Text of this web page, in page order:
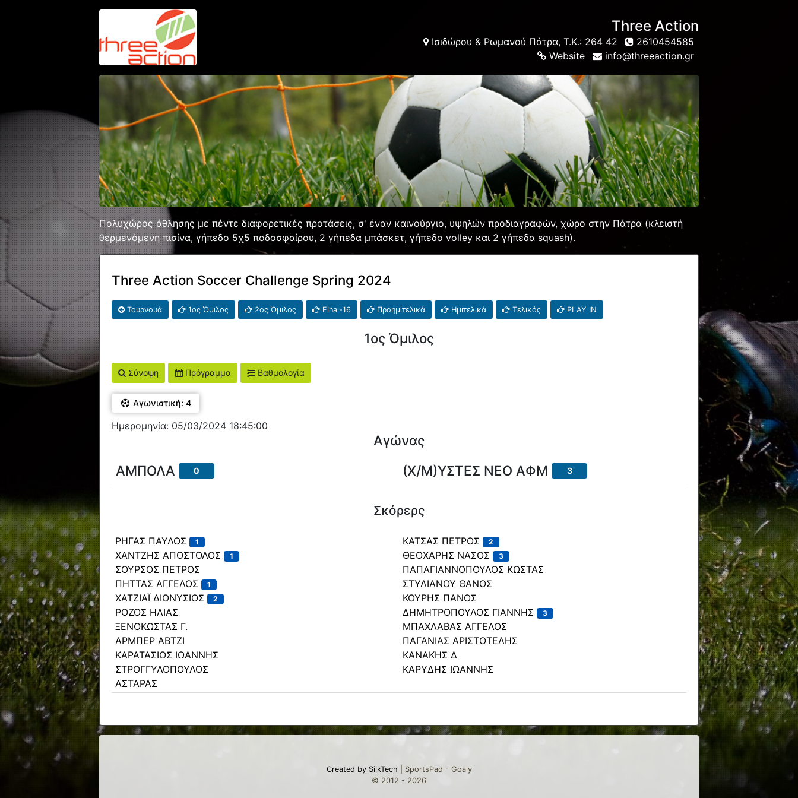
Three Action
Ισιδώρου & Ρωμανού Πάτρα, Τ.Κ.: 264 42
2610454585
Website
info@threeaction.gr
Πολυχώρος άθλησης με πέντε διαφορετικές προτάσεις, σ' έναν καινούργιο, υψηλών προδιαγραφών, χώρο στην Πάτρα (κλειστή
θερμενόμενη πισίνα, γήπεδο 5χ5 ποδοσφαίρου, 2 γήπεδα μπάσκετ, γήπεδο volley και 2 γήπεδα squash).
Three Action Soccer Challenge Spring 2024
Τουρνουά 1ος Όμιλος 2ος Όμιλος Final-16 Προημιτελικά Ημιτελικά Τελικός PLAY IN
1ος Όμιλος
Σύνοψη Πρόγραμμα Βαθμολογία
Αγωνιστική: 4
Ημερομηνία: 05/03/2024 18:45:00
Αγώνας
ΑΜΠΟΛΑ
0 (X/M)ΥΣΤΕΣ ΝΕΟ ΑΦΜ 3
Σκόρερς
ΡΗΓΑΣ ΠΑΥΛΟΣ 1
ΧΑΝΤΖΗΣ ΑΠΟΣΤΟΛΟΣ 1
ΣΟΥΡΣΟΣ ΠΕΤΡΟΣ
ΠΗΤΤΑΣ ΑΓΓΕΛΟΣ
1
ΧΑΤΖΙΑΪ ΔΙΟΝΥΣΙΟΣ 2
ΡΟΖΟΣ ΗΛΙΑΣ
ΞΕΝΟΚΩΣΤΑΣ Γ.
ΑΡΜΠΕΡ ΑΒΤΖΙ
ΚΑΡΑΤΑΣΙΟΣ ΙΩΑΝΝΗΣ
ΣΤΡΟΓΓΥΛΟΠΟΥΛΟΣ
ΑΣΤΑΡΑΣ
ΚΑΤΣΑΣ ΠΕΤΡΟΣ 2
ΘΕΟΧΑΡΗΣ ΝΑΣΟΣ 3
ΠΑΠΑΓΙΑΝΝΟΠΟΥΛΟΣ ΚΩΣΤΑΣ
ΣΤΥΛΙΑΝΟΥ ΘΑΝΟΣ
ΚΟΥΡΗΣ ΠΑΝΟΣ
ΔΗΜΗΤΡΟΠΟΥΛΟΣ ΓΙΑΝΝΗΣ
3
ΜΠΑΧΛΑΒΑΣ ΑΓΓΕΛΟΣ
ΠΑΓΑΝΙΑΣ ΑΡΙΣΤΟΤΕΛΗΣ
ΚΑΝΑΚΗΣ Δ
ΚΑΡΥΔΗΣ ΙΩΑΝΝΗΣ
Created by SilkTech | SportsPad - Goaly
© 2012 - 2026